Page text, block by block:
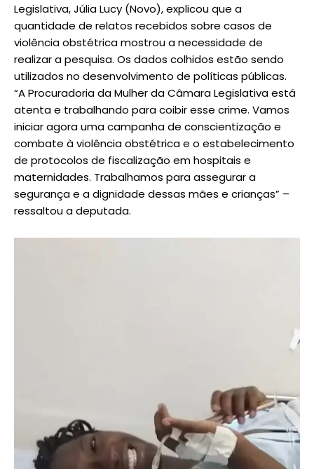
Legislativa, Júlia Lucy (Novo), explicou que a
quantidade de relatos recebidos sobre casos de
violência obstétrica mostrou a necessidade de
realizar a pesquisa. Os dados colhidos estão sendo
utilizados no desenvolvimento de políticas públicas.
“A Procuradoria da Mulher da Câmara Legislativa está
atenta e trabalhando para coibir esse crime. Vamos
iniciar agora uma campanha de conscientização e
combate à violência obstétrica e o estabelecimento
de protocolos de fiscalização em hospitais e
maternidades. Trabalhamos para assegurar a
segurança e a dignidade dessas mães e crianças” –
ressaltou a deputada.